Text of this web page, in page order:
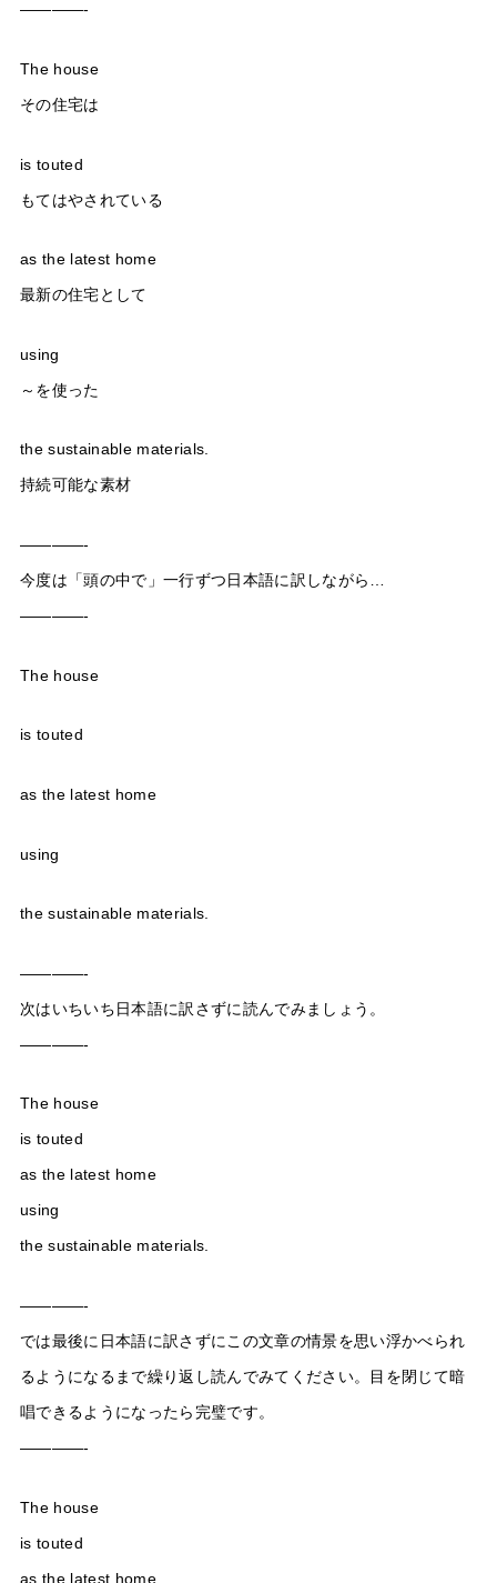
————-
The house
その住宅は
is touted
もてはやされている
as the latest home
最新の住宅として
using
～を使った
the sustainable materials.
持続可能な素材
————-
今度は「頭の中で」一行ずつ日本語に訳しながら…
————-
The house
is touted
as the latest home
using
the sustainable materials.
————-
次はいちいち日本語に訳さずに読んでみましょう。
————-
The house
is touted
as the latest home
using
the sustainable materials.
————-
では最後に日本語に訳さずにこの文章の情景を思い浮かべられ
るようになるまで繰り返し読んでみてください。目を閉じて暗
唱できるようになったら完璧です。
————-
The house
is touted
as the latest home